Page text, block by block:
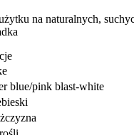
na naturalnych,
blue/pink blast-white